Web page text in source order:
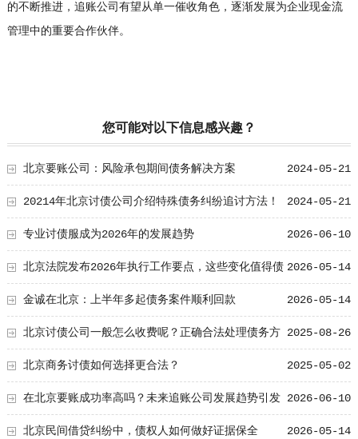
的不断推进，追账公司有望从单一催收角色，逐渐发展为企业现金流
管理中的重要合作伙伴。
您可能对以下信息感兴趣？
2024-05-21
北京要账公司：风险承包期间债务解决方案
2024-05-21
20214年北京讨债公司介绍特殊债务纠纷追讨方法！
2026-06-10
专业讨债服成为2026年的发展趋势
2026-05-14
北京法院发布2026年执行工作要点，这些变化值得债
权人关注 2026-05-14
金诚在北京：上半年多起债务案件顺利回款
2025-08-26
北京讨债公司一般怎么收费呢？正确合法处理债务方
法 2025-05-02
北京商务讨债如何选择更合法？
2026-06-10
在北京要账成功率高吗？未来追账公司发展趋势引发
行业关注 2026-05-14
北京民间借贷纠纷中，债权人如何做好证据保全